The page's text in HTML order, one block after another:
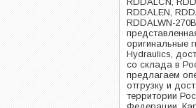
RDDALEN,
RDDALWN-
оригинальные
Hydraulics,
со склада в
предлагаем
отгрузку и
территории